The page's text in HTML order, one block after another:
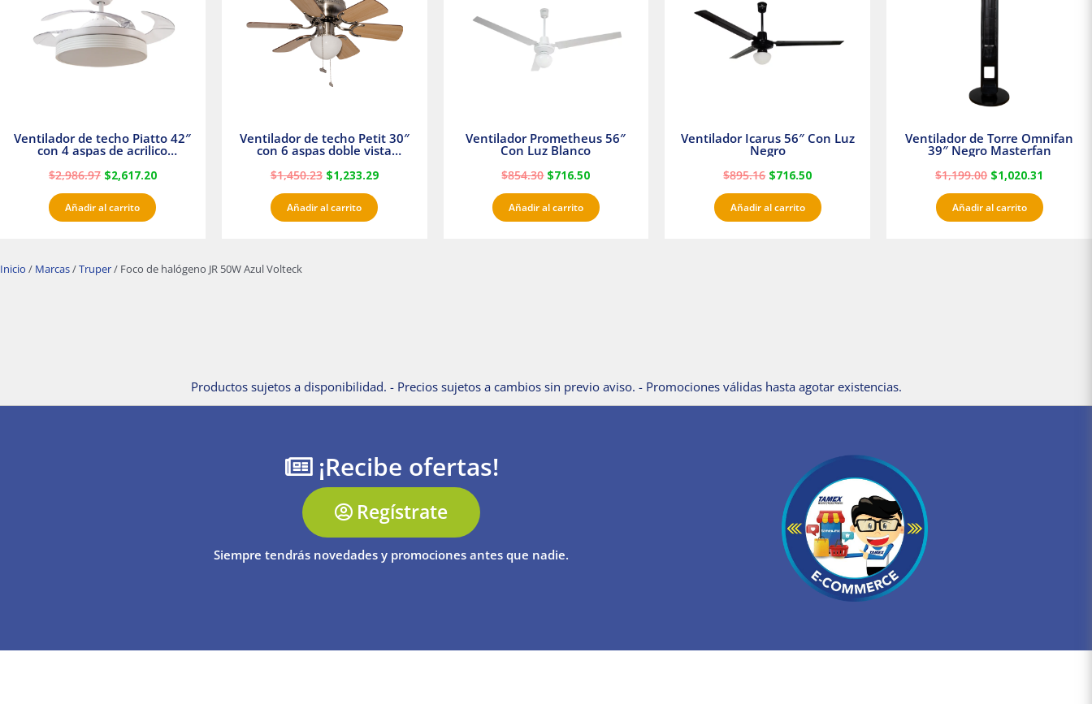
Ventilador de techo Piatto 42″
con 4 aspas de acrilico
$2,986.97 $2,617.20
Añadir al carrito
Ventilador de techo Petit 30″
con 6 aspas doble vista
$1,450.23 $1,233.29
Añadir al carrito
Ventilador Prometheus 56″
Con Luz Blanco
$854.30 $716.50
Añadir al carrito
Ventilador Icarus 56″ Con Luz
Negro
$895.16 $716.50
Añadir al carrito
Ventilador de Torre Omnifan
39″ Negro Masterfan
$1,199.00 $1,020.31
Añadir al carrito
Inicio / Marcas/Truper/ Foco de halógeno JR 50W Azul Volteck
Productos sujetos a disponibilidad. - Precios sujetos a cambios sin previo aviso. - Promociones válidas hasta agotar existencias.
¡Recibe ofertas!
Regístrate
Siempre tendrás novedades y promociones antes que nadie.